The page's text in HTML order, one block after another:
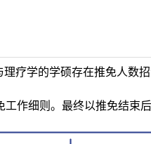
疗学的学硕存在推免人数
作细则。最终以推免结束后